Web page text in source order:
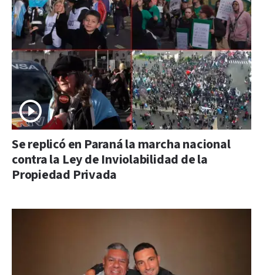
Se replicó en Paraná la marcha nacional
contra la Ley de Inviolabilidad de la
Propiedad Privada